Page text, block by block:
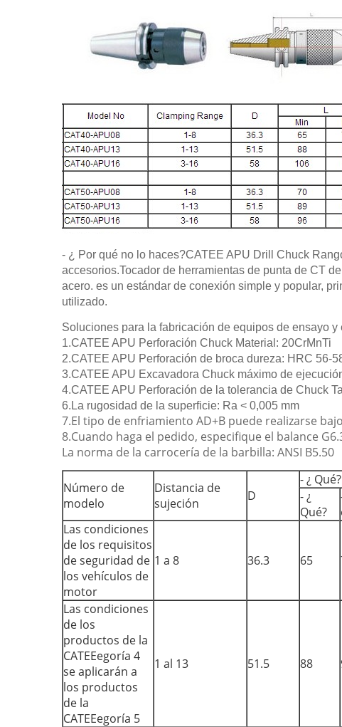
- ¿ Por qué no lo haces?CATEE APU Drill Chuck
accesorios.Tocador de herramientas de punta de CT
acero. es un estándar de conexión simple y popular,
utilizado.
Soluciones para la fabricación de equipos de ensayo y
1.CATEE APU Perforación Chuck Material: 20CrMnTi
2.CATEE APU Perforación de broca dureza: HRC 56-
3.CATEE APU Excavadora Chuck máximo de
4.CATEE APU Perforación de la tolerancia de Chuck
6.La rugosidad de la superficie: Ra < 0,005 mm
7.El tipo de enfriamiento AD+B puede realizarse
8.Cuando haga el pedido, especifique el balance
La norma de la carrocería de la barbilla: ANSI B5.50
Número de
modelo
Distancia de
sujeción
D
- ¿ Qué?
- ¿
Qué?
Las condiciones
de los requisitos
de seguridad de
los vehículos de
motor
1 a 8 36.3 65
Las condiciones
de los
productos de la
CATEEegoría 4
se aplicarán a
los productos
de la
CATEEegoría 5
1 al 13 51.5 88